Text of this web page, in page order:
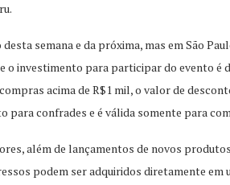
semana e da próxima, mas em São
o investimento para participar do evento é
acima de R$1 mil, o valor de
para confrades e é válida somente para
além de lançamentos de novos
podem ser adquiridos diretamente em